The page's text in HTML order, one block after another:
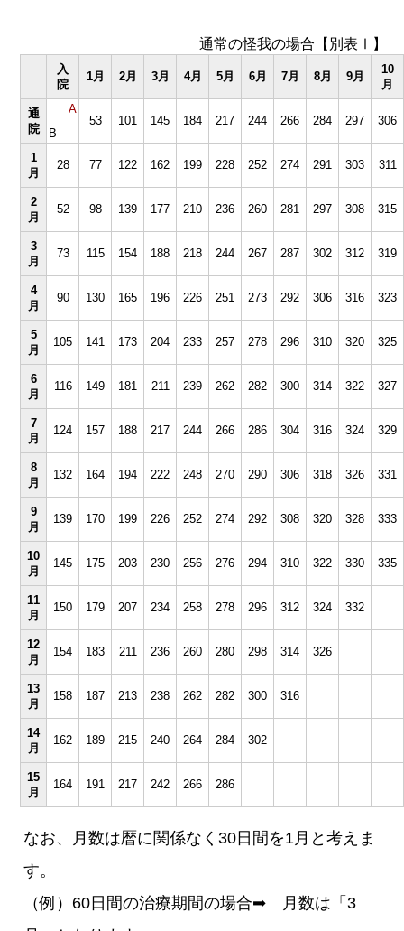
通常の怪我の場合【別表Ⅰ】
入
院
1月 2月 3月 4月 5月 6月 7月 8月 9月
10
月
通
院
A
B
53 101 145 184 217 244 266 284 297 306
1
月
28 77 122 162 199 228 252 274 291 303 311
2
月
52 98 139 177 210 236 260 281 297 308 315
3
月
73 115 154 188 218 244 267 287 302 312 319
4
月
90 130 165 196 226 251 273 292 306 316 323
5
月
105 141 173 204 233 257 278 296 310 320 325
6
月
116 149 181 211 239 262 282 300 314 322 327
7
月
124 157 188 217 244 266 286 304 316 324 329
8
月
132 164 194 222 248 270 290 306 318 326 331
9
月
139 170 199 226 252 274 292 308 320 328 333
10
月
145 175 203 230 256 276 294 310 322 330 335
11
月
150 179 207 234 258 278 296 312 324 332
12
月
154 183 211 236 260 280 298 314 326
13
月
158 187 213 238 262 282 300 316
14
月
162 189 215 240 264 284 302
15
月
164 191 217 242 266 286
なお、月数は暦に関係なく30日間を1月と考えま
す。
（例）60日間の治療期間の場合➡ 月数は「3